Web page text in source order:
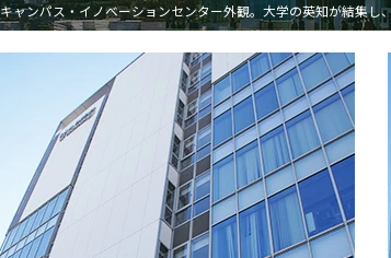
キャンパス・イノベーションセンター外観。大学の英知が結集し